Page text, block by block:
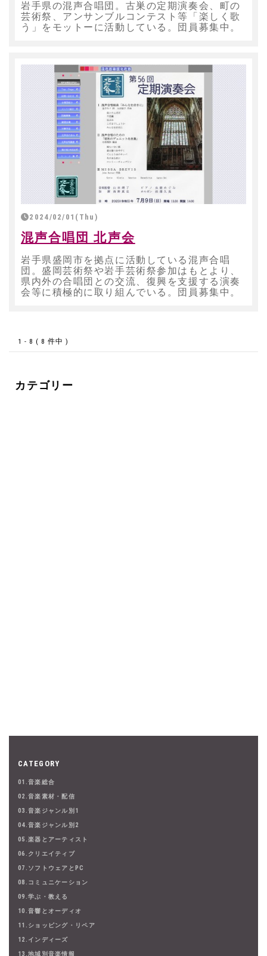
岩手県の混声合唱団。古巣の定期演奏会、町の
芸術祭、アンサンブルコンテスト等「楽しく歌
う」をモットーに活動している。団員募集中。
2024/02/01(Thu)
混声合唱団 北声会
岩手県盛岡市を拠点に活動している混声合唱
団。盛岡芸術祭や岩手芸術祭参加はもとより、
県内外の合唱団との交流、復興を支援する演奏
会等に積極的に取り組んでいる。団員募集中。
1 - 8 ( 8 件中 )
カテゴリー
CATEGORY
01.音楽総合
02.音楽素材・配信
03.音楽ジャンル別1
04.音楽ジャンル別2
05.楽器とアーティスト
06.クリエイティブ
07.ソフトウェアとPC
08.コミュニケーション
09.学ぶ・教える
10.音響とオーディオ
11.ショッピング・リペア
12.インディーズ
13.地域別音楽情報